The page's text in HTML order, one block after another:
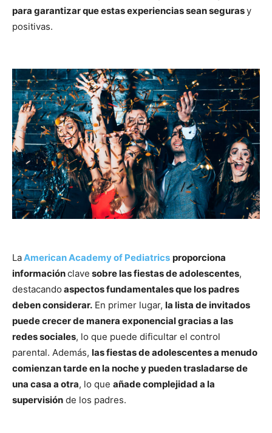
para garantizar que estas experiencias sean segurasy
positivas.
LaAmerican Academy of Pediatrics proporciona
informaciónclave sobre las fiestas de adolescentes,
destacando aspectos fundamentales que los padres
deben considerar. En primer lugar, la lista de invitados
puede crecer de manera exponencial gracias a las
redes sociales, lo que puede dificultar el control
parental. Además, las fiestas de adolescentes a menudo
comienzan tarde en la noche y pueden trasladarse de
una casa a otra, lo que añade complejidad a la
supervisión de los padres.